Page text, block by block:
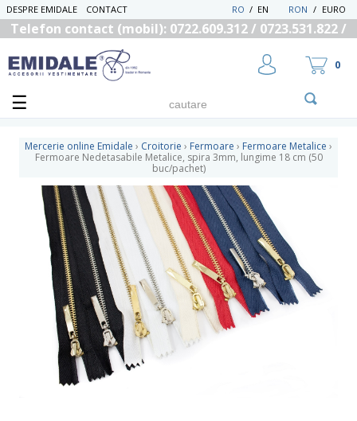
DESPRE EMIDALE CONTACT RON / EURO
EN
/
RO
Telefon contact (mobil): 0722.609.312 / 0723.531.822 /
UTILIZATOR NOU
RECUPEREAZA PAROLA
0
Mercerie online Emidale › Croitorie › Fermoare › Fermoare Metalice ›
Fermoare Nedetasabile Metalice, spira 3mm, lungime 18 cm (50
buc/pachet)